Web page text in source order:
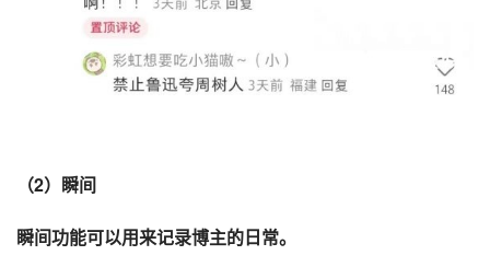
（2）瞬间
瞬间功能可以用来记录博主的日常。